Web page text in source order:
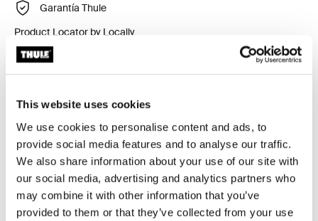
This website uses cookies
We use cookies to personalise content and ads, to
provide social media features and to analyse our traffic.
We also share information about your use of our site with
our social media, advertising and analytics partners who
may combine it with other information that you’ve
provided to them or that they’ve collected from your use
Garantía Thule
Product Locator by Locally
Un espacioso bolso de esquí con fundas de esquí
acolchadas y ceñidas para garantizar que tu equipo
viaje de forma segura a cada destino. Este bolso está
certificado por bluesign® que garantiza la protección
de los trabajadores, los consumidores y el medio
ambiente.